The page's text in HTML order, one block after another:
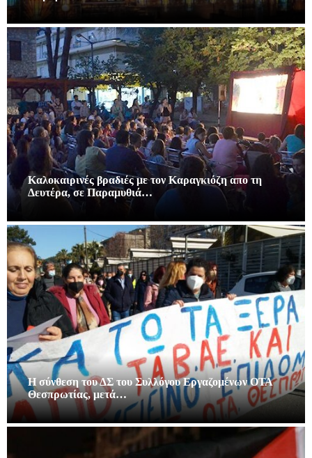
Καλοκαιρινές βραδιές με τον Καραγκιόζη απο τη
Δευτέρα, σε Παραμυθιά…
Η σύνθεση του ΔΣ του Συλλόγου Εργαζομένων ΟΤΑ
Θεσπρωτίας, μετά…